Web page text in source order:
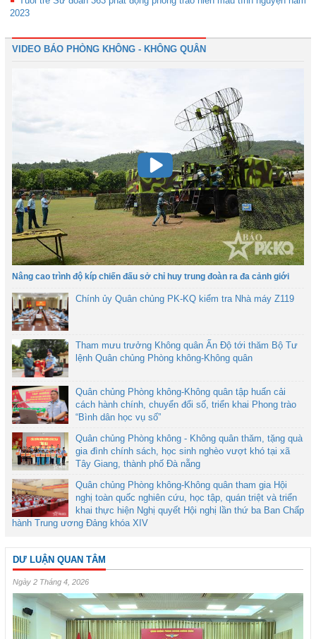
2023
VIDEO BÁO PHÒNG KHÔNG - KHÔNG QUÂN
Nâng cao trình độ kíp chiến đấu sở chỉ huy trung đoàn ra đa cảnh giới
Chính ủy Quân chủng PK-KQ kiểm tra Nhà máy Z119
Tham mưu trưởng Không quân Ấn Độ tới thăm Bộ Tư
lệnh Quân chủng Phòng không-Không quân
Quân chủng Phòng không-Không quân tập huấn cải
cách hành chính, chuyển đổi số, triển khai Phong trào
“Bình dân học vụ số”
Quân chủng Phòng không - Không quân thăm, tặng quà
gia đình chính sách, học sinh nghèo vượt khó tại xã
Tây Giang, thành phố Đà nẵng
Quân chủng Phòng không-Không quân tham gia Hội
nghị toàn quốc nghiên cứu, học tập, quán triệt và triển
khai thực hiện Nghị quyết Hội nghị lần thứ ba Ban Chấp
hành Trung ương Đảng khóa XIV
DƯ LUẬN QUAN TÂM
Ngày 2 Tháng 4, 2026